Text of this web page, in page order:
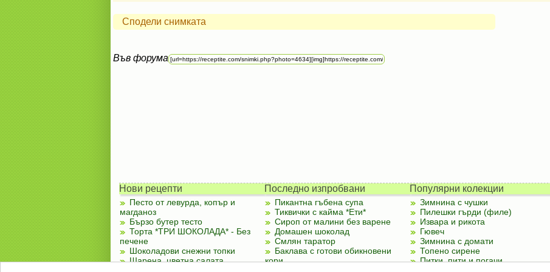
Сподели снимката
Във форума
Нови рецепти
Песто от левурда, копър и
магданоз
Бързо бутер тесто
Торта *ТРИ ШОКОЛАДА* - Без
печене
Шоколадови снежни топки
Шарена, цветна салата
Последно изпробвани
Пикантна гъбена супа
Тиквички с кайма *Ети*
Сироп от малини без варене
Домашен шоколад
Смлян таратор
Баклава с готови обикновени
кори
Популярни колекции
Зимнина с чушки
Пилешки гърди (филе)
Извара и рикота
Гювеч
Зимнина с домати
Топено сирене
Питки, пити и погачи